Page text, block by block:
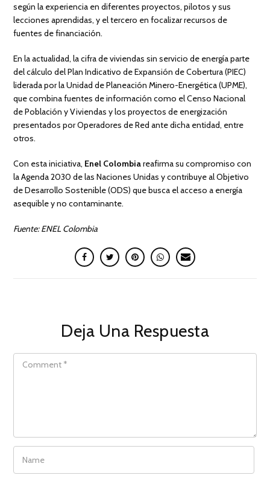
según la experiencia en diferentes proyectos, pilotos y sus
lecciones aprendidas, y el tercero en focalizar recursos de
fuentes de financiación.
En la actualidad, la cifra de viviendas sin servicio de energía parte
del cálculo del Plan Indicativo de Expansión de Cobertura (PIEC)
liderada por la Unidad de Planeación Minero-Energética (UPME),
que combina fuentes de información como el Censo Nacional
de Población y Viviendas y los proyectos de energización
presentados por Operadores de Red ante dicha entidad, entre
otros.
Con esta iniciativa, Enel Colombiareafirma su compromiso con
la Agenda 2030 de las Naciones Unidas y contribuye al Objetivo
de Desarrollo Sostenible (ODS) que busca el acceso a energía
asequible y no contaminante.
Fuente: ENEL Colombia
Deja Una Respuesta
COMMENT
NAME